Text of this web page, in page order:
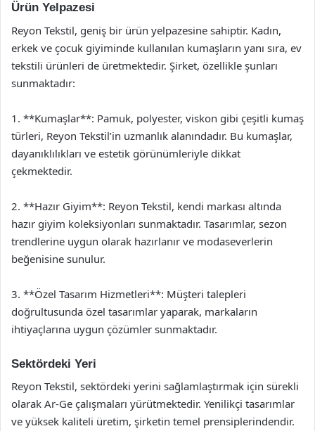
Ürün Yelpazesi
Reyon Tekstil, geniş bir ürün yelpazesine sahiptir. Kadın,
erkek ve çocuk giyiminde kullanılan kumaşların yanı sıra, ev
tekstili ürünleri de üretmektedir. Şirket, özellikle şunları
sunmaktadır:
1. **Kumaşlar**: Pamuk, polyester, viskon gibi çeşitli kumaş
türleri, Reyon Tekstil’in uzmanlık alanındadır. Bu kumaşlar,
dayanıklılıkları ve estetik görünümleriyle dikkat
çekmektedir.
2. **Hazır Giyim**: Reyon Tekstil, kendi markası altında
hazır giyim koleksiyonları sunmaktadır. Tasarımlar, sezon
trendlerine uygun olarak hazırlanır ve modaseverlerin
beğenisine sunulur.
3. **Özel Tasarım Hizmetleri**: Müşteri talepleri
doğrultusunda özel tasarımlar yaparak, markaların
ihtiyaçlarına uygun çözümler sunmaktadır.
Sektördeki Yeri
Reyon Tekstil, sektördeki yerini sağlamlaştırmak için sürekli
olarak Ar-Ge çalışmaları yürütmektedir. Yenilikçi tasarımlar
ve yüksek kaliteli üretim, şirketin temel prensiplerindendir.